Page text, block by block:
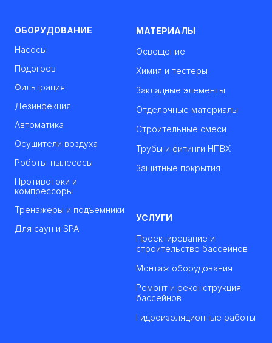
ОБОРУДОВАНИЕ
Насосы
Подогрев
Фильтрация
Дезинфекция
Автоматика
Осушители воздуха
Роботы-пылесосы
Противотоки и
компрессоры
Тренажеры и подъемники
Для саун и SPA
МАТЕРИАЛЫ
Освещение
Химия и тестеры
Закладные элементы
Отделочные материалы
Строительные смеси
Трубы и фитинги НПВХ
Защитные покрытия
УСЛУГИ
Проектирование и
строительство бассейнов
Монтаж оборудования
Ремонт и реконструкция
бассейнов
Гидроизоляционные работы